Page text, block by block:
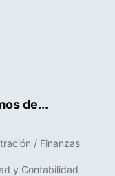
de...
/ Finanzas
y Contabilidad